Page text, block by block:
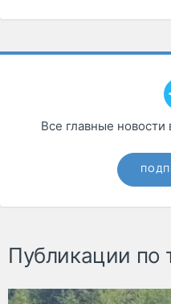
Все главные
Публикации по